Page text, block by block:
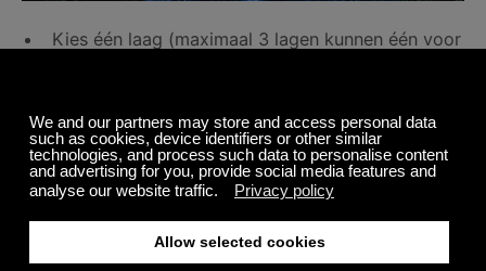
Kies één laag (maximaal 3 lagen kunnen één voor
afgespeeld. Het volume voor elke laag kan
worden geregeld via de volumepictogrammen
onder aan de pagina (laag / midden / hoog)
Pas de volume faders (schuifregelaars) van elke
laag naar keuze aan